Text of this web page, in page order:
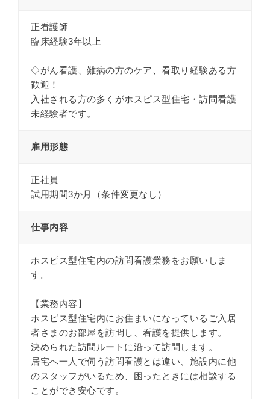
正看護師
臨床経験3年以上
◇がん看護、難病の方のケア、看取り経験ある方
歓迎！
入社される方の多くがホスピス型住宅・訪問看護
未経験者です。
雇用形態
正社員
試用期間3か月（条件変更なし）
仕事内容
ホスピス型住宅内の訪問看護業務をお願いしま
す。
【業務内容】
ホスピス型住宅内にお住まいになっているご入居
者さまのお部屋を訪問し、看護を提供します。
決められた訪問ルートに沿って訪問します。
居宅へ一人で伺う訪問看護とは違い、施設内に他
のスタッフがいるため、困ったときには相談する
ことができ安心です。